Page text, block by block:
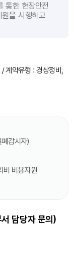
통한 현장안전
을 시행하고
계약유형 : 경상정비,
감시자)
비 비용지원
담당자 문의)